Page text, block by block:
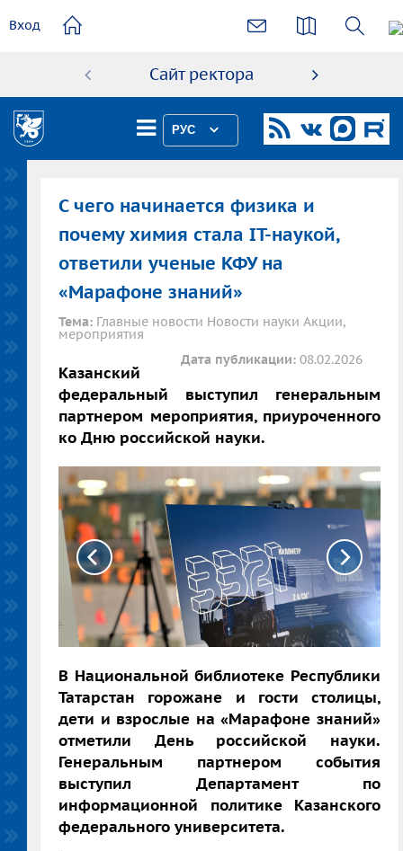
содержанию
Вход
Сайт ректора
РУС
С чего начинается физика и
почему химия стала IT-наукой,
ответили ученые КФУ на
«Марафоне знаний»
Тема: Главные новости Новости науки Акции,
мероприятия
Дата публикации: 08.02.2026
Казанский
федеральный выступил генеральным
партнером мероприятия, приуроченного
ко Дню российской науки.
В Национальной библиотеке Республики
Татарстан горожане и гости столицы,
дети и взрослые на «Марафоне знаний»
отметили День российской науки.
Генеральным партнером события
выступил Департамент по
информационной политике Казанского
федерального университета.